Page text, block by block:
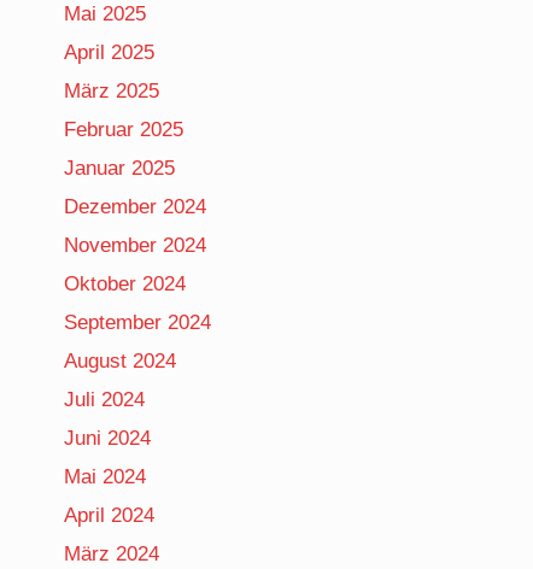
Mai 2025
April 2025
März 2025
Februar 2025
Januar 2025
Dezember 2024
November 2024
Oktober 2024
September 2024
August 2024
Juli 2024
Juni 2024
Mai 2024
April 2024
März 2024